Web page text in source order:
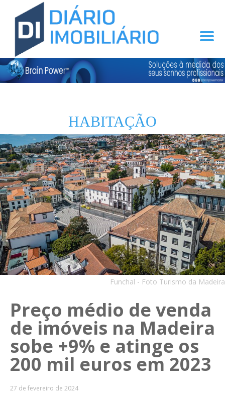
HABITAÇÃO
Funchal - Foto Turismo da Madeira
Preço médio de venda
de imóveis na Madeira
sobe +9% e atinge os
200 mil euros em 2023
27 de fevereiro de 2024